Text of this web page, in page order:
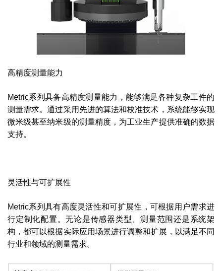
高精度测量能力
Metric系列具备高精度测量能力，能够满足各种复杂工件的
测量需求。通过采用先进的算法和校准技术，系统能够实现
微米级甚至纳米级的测量精度，为工业生产提供准确的数据
支持。
灵活性与可扩展性
Metric系列具有高度灵活性和可扩展性，可根据用户需求进
行定制化配置。无论是传感器类型、测量范围还是系统架
构，都可以根据实际应用场景进行调整和扩展，以满足不同
行业和领域的测量需求。